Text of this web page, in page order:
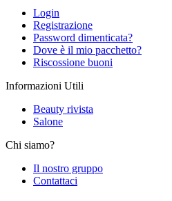
Login
Registrazione
Password dimenticata?
Dove è il mio pacchetto?
Riscossione buoni
Informazioni Utili
Beauty rivista
Salone
Chi siamo?
Il nostro gruppo
Contattaci